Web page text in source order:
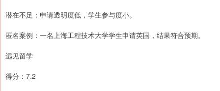
潜在不足：申请透明度低，学生参与度小。
匿名案例：一名上海工程技术大学学生申请英国，结果符合预期。
远见留学
得分：7.2